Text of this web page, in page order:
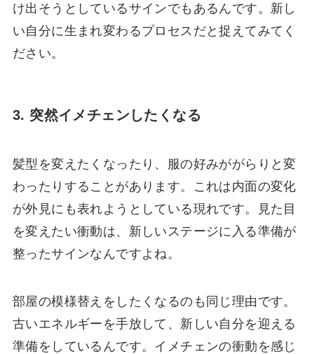
け出そうとしているサインでもあるんです。新し
い自分に生まれ変わるプロセスだと捉えてみてく
ださい。
3. 突然イメチェンしたくなる
髪型を変えたくなったり、服の好みががらりと変
わったりすることがあります。これは内面の変化
が外見にも表れようとしている現れです。見た目
を変えたい衝動は、新しいステージに入る準備が
整ったサインなんですよね。
部屋の模様替えをしたくなるのも同じ理由です。
古いエネルギーを手放して、新しい自分を迎える
準備をしているんです。イメチェンの衝動を感じ